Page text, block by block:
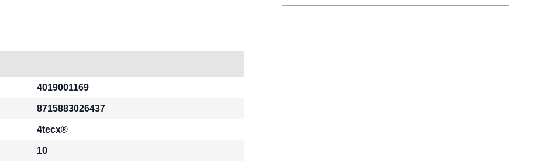
4019001169
8715883026437
4tecx®
10